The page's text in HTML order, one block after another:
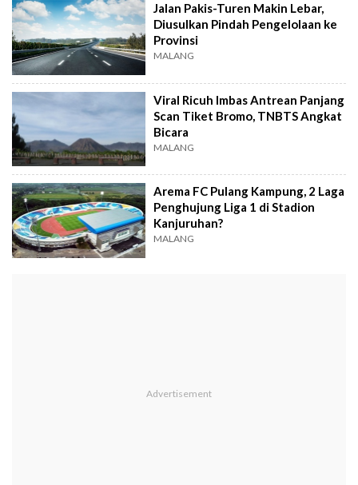
Jalan Pakis-Turen Makin Lebar,
Diusulkan Pindah Pengelolaan ke
Provinsi
MALANG
Viral Ricuh Imbas Antrean Panjang
Scan Tiket Bromo, TNBTS Angkat
Bicara
MALANG
Arema FC Pulang Kampung, 2 Laga
Penghujung Liga 1 di Stadion
Kanjuruhan?
MALANG